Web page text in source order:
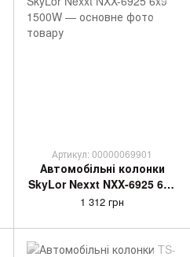
Артикул: 00000069901
Автомобільні колонки
SkyLor Nexxt NXX-6925 6x9
1500W
1 312 грн